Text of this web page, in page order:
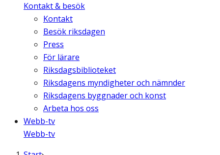
Kontakt & besök
Kontakt
Besök riksdagen
Press
För lärare
Riksdagsbiblioteket
Riksdagens myndigheter och nämnder
Riksdagens byggnader och konst
Arbeta hos oss
Webb-tv
Webb-tv